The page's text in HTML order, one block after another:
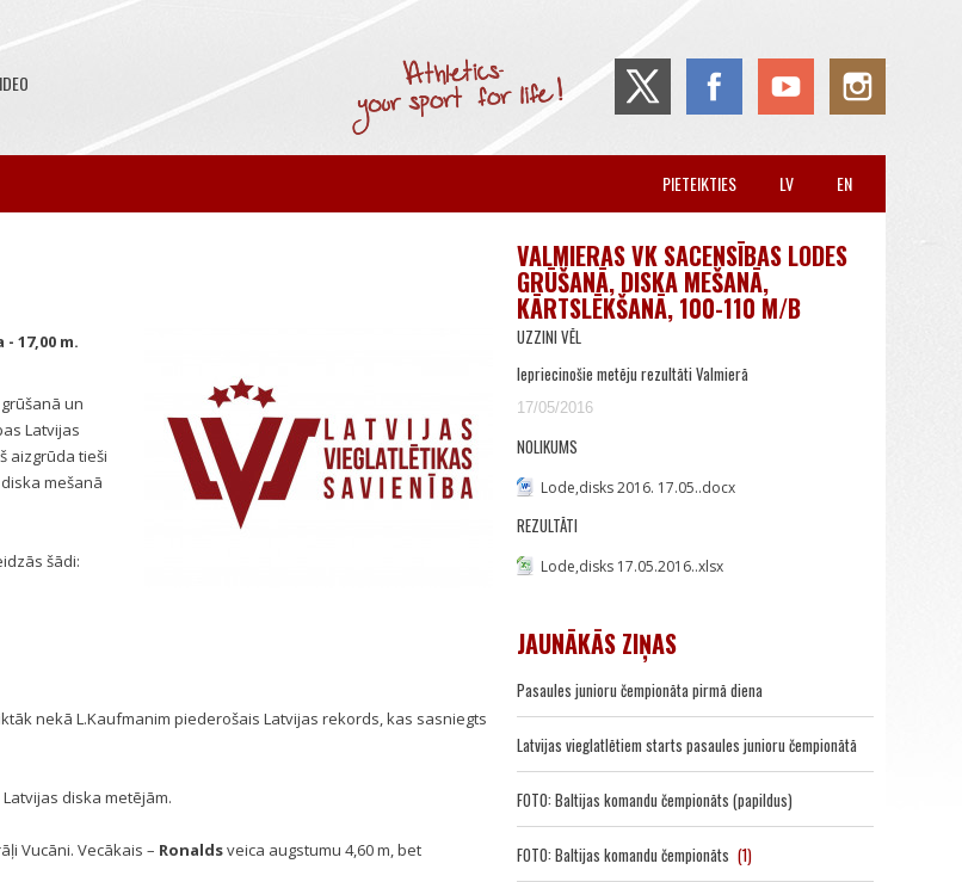
EN
LV
PIETEIKTIES
17,00 m.
un
Latvijas
aizgrūda tieši
mešanā
šādi:
nekā L.Kaufmanim piederošais Latvijas rekords, kas sasniegts
diska metējām.
Vucāni. Vecākais – Ronaldsveica augstumu 4,60 m, bet
VALMIERAS VK SACENSĪBAS LODES
GRŪŠANĀ, DISKA MEŠANĀ,
KĀRTSLĒKŠANĀ, 100-110 M/B
UZZINI VĒL
Iepriecinošie metēju rezultāti Valmierā
17/05/2016
NOLIKUMS
Lode,disks 2016. 17.05..docx
REZULTĀTI
Lode,disks 17.05.2016..xlsx
JAUNĀKĀS ZIŅAS
Pasaules junioru čempionāta pirmā diena
Latvijas vieglatlētiem starts pasaules junioru čempionātā
FOTO: Baltijas komandu čempionāts (papildus)
FOTO: Baltijas komandu čempionāts (1)